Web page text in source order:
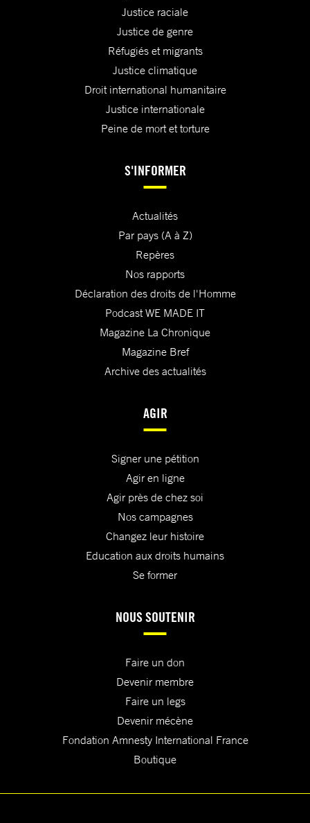
Justice raciale
Justice de genre
Réfugiés et migrants
Justice climatique
Droit international humanitaire
Justice internationale
Peine de mort et torture
S'INFORMER
Actualités
Par pays (A à Z)
Repères
Nos rapports
Déclaration des droits de l'Homme
Podcast WE MADE IT
Magazine La Chronique
Magazine Bref
Archive des actualités
AGIR
Signer une pétition
Agir en ligne
Agir près de chez soi
Nos campagnes
Changez leur histoire
Education aux droits humains
Se former
NOUS SOUTENIR
Faire un don
Devenir membre
Faire un legs
Devenir mécène
Fondation Amnesty International France
Boutique